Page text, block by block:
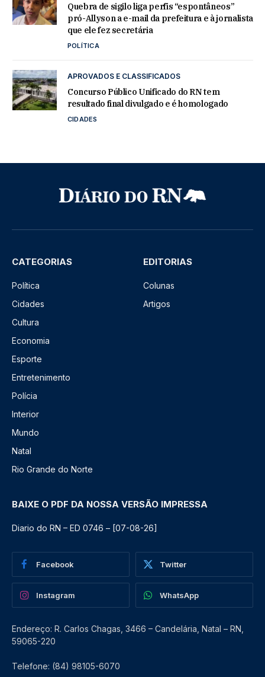
Quebra de sigilo liga perfis “espontâneos”
pró-Allyson a e-mail da prefeitura e à jornalista
que ele fez secretária
POLÍTICA
APROVADOS E CLASSIFICADOS
Concurso Público Unificado do RN tem
resultado final divulgado e é homologado
CIDADES
CATEGORIAS
Política
Cidades
Cultura
Economia
Esporte
Entretenimento
Polícia
Interior
Mundo
Natal
Rio Grande do Norte
EDITORIAS
Colunas
Artigos
BAIXE O PDF DA NOSSA VERSÃO IMPRESSA
Diario do RN – ED 0746 – [07-08-26]
Facebook Twitter
Instagram WhatsApp
Endereço: R. Carlos Chagas, 3466 – Candelária, Natal – RN,
59065-220
Telefone: (84) 98105-6070